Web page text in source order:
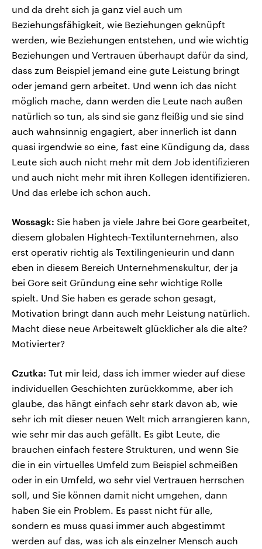
und da dreht sich ja ganz viel auch um
Beziehungsfähigkeit, wie Beziehungen geknüpft
werden, wie Beziehungen entstehen, und wie wichtig
Beziehungen und Vertrauen überhaupt dafür da sind,
dass zum Beispiel jemand eine gute Leistung bringt
oder jemand gern arbeitet. Und wenn ich das nicht
möglich mache, dann werden die Leute nach außen
natürlich so tun, als sind sie ganz fleißig und sie sind
auch wahnsinnig engagiert, aber innerlich ist dann
quasi irgendwie so eine, fast eine Kündigung da, dass
Leute sich auch nicht mehr mit dem Job identifizieren
und auch nicht mehr mit ihren Kollegen identifizieren.
Und das erlebe ich schon auch.
Wossagk: Sie haben ja viele Jahre bei Gore gearbeitet,
diesem globalen Hightech‑Textilunternehmen, also
erst operativ richtig als Textilingenieurin und dann
eben in diesem Bereich Unternehmenskultur, der ja
bei Gore seit Gründung eine sehr wichtige Rolle
spielt. Und Sie haben es gerade schon gesagt,
Motivation bringt dann auch mehr Leistung natürlich.
Macht diese neue Arbeitswelt glücklicher als die alte?
Motivierter?
Czutka: Tut mir leid, dass ich immer wieder auf diese
individuellen Geschichten zurückkomme, aber ich
glaube, das hängt einfach sehr stark davon ab, wie
sehr ich mit dieser neuen Welt mich arrangieren kann,
wie sehr mir das auch gefällt. Es gibt Leute, die
brauchen einfach festere Strukturen, und wenn Sie
die in ein virtuelles Umfeld zum Beispiel schmeißen
oder in ein Umfeld, wo sehr viel Vertrauen herrschen
soll, und Sie können damit nicht umgehen, dann
haben Sie ein Problem. Es passt nicht für alle,
sondern es muss quasi immer auch abgestimmt
werden auf das, was ich als einzelner Mensch auch